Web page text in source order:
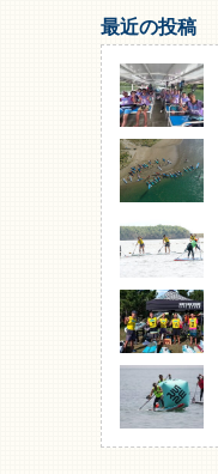
最近の投稿